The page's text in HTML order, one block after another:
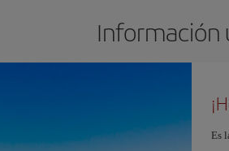
Información
Es